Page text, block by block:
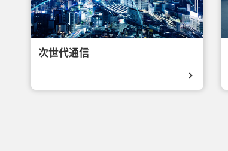
次世代通信